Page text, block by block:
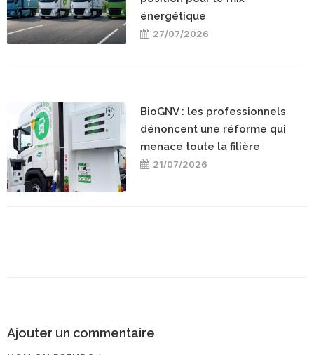
énergétique
27/07/2026
BioGNV : les professionnels
dénoncent une réforme qui
menace toute la filière
21/07/2026
Ajouter un commentaire